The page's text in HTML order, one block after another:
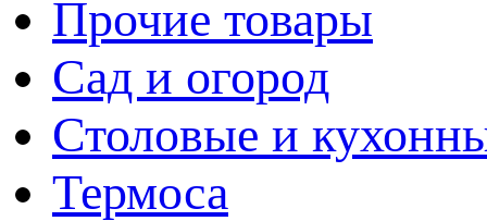
Прочие товары
Сад и огород
Столовые и
Термоса